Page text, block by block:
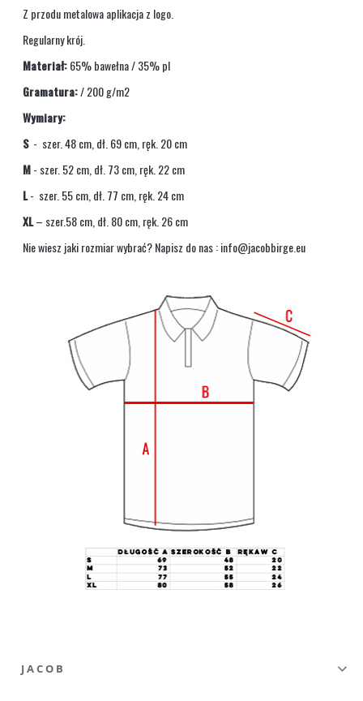
Z przodu metalowa aplikacja z logo.
Regularny krój.
Materiał:65% bawełna / 35% pl
Gramatura:/ 200 g/m2
Wymiary:
S- szer. 48 cm, dł. 69 cm, ręk. 20 cm
M- szer. 52 cm, dł. 73 cm, ręk. 22 cm
L- szer. 55 cm, dł. 77 cm, ręk. 24 cm
XL– szer.58 cm, dł. 80 cm, ręk. 26 cm
Nie wiesz jaki rozmiar wybrać? Napisz do nas :info@jacobbirge.eu
J A C O B